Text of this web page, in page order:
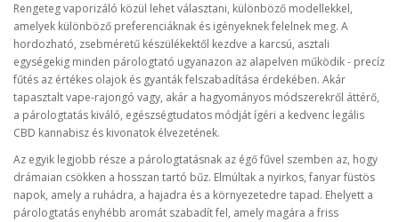
Rengeteg vaporizáló közül lehet választani, különböző modellekkel,
amelyek különböző preferenciáknak és igényeknek felelnek meg. A
hordozható, zsebméretű készülékektől kezdve a karcsú, asztali
egységekig minden párologtató ugyanazon az alapelven működik - precíz
fűtés az értékes olajok és gyanták felszabadítása érdekében. Akár
tapasztalt vape-rajongó vagy, akár a hagyományos módszerekről áttérő,
a párologtatás kiváló, egészségtudatos módját ígéri a kedvenc legális
CBD kannabisz és kivonatok élvezetének.
Az egyik legjobb része a párologtatásnak az égő fűvel szemben az, hogy
drámaian csökken a hosszan tartó bűz. Elmúltak a nyirkos, fanyar füstös
napok, amely a ruhádra, a hajadra és a környezetedre tapad. Ehelyett a
párologtatás enyhébb aromát szabadít fel, amely magára a friss